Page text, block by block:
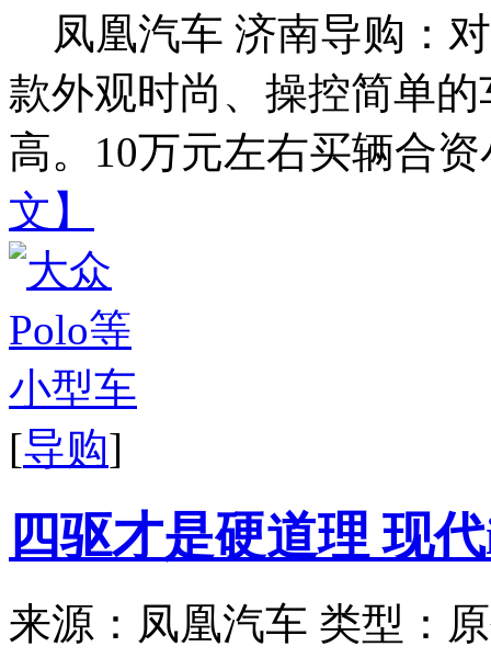
凤凰汽车 济南导购：
款外观时尚、操控简单
高。10万元左右买辆合
文】
[导购]
四驱才是硬道理 现
来源：凤凰汽车 类型：